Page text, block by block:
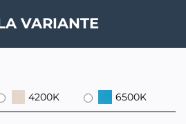
VARIANTE
4200K 6500K